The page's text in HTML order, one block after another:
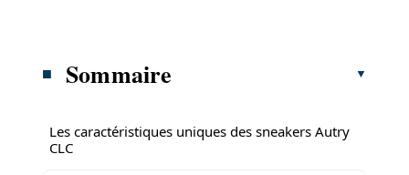
Sommaire
Les caractéristiques uniques des sneakers Autry
CLC